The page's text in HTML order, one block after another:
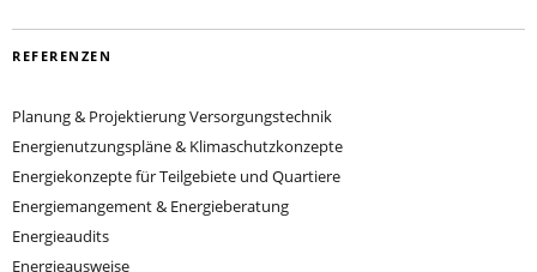
REFERENZEN
Planung & Projektierung Versorgungstechnik
Energienutzungspläne & Klimaschutzkonzepte
Energiekonzepte für Teilgebiete und Quartiere
Energiemangement & Energieberatung
Energieaudits
Energieausweise